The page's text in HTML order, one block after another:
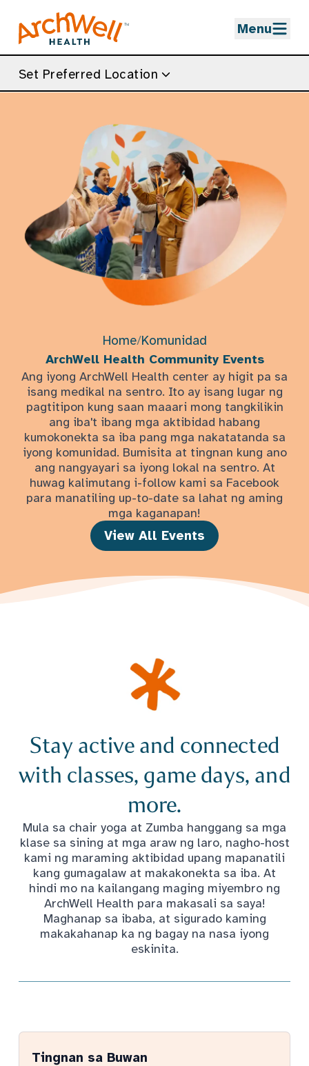
Menu
Set Preferred Location
Home/Komunidad
ArchWell Health Community Events
Ang iyong ArchWell Health center ay higit pa sa
isang medikal na sentro. Ito ay isang lugar ng
pagtitipon kung saan maaari mong tangkilikin
ang iba't ibang mga aktibidad habang
kumokonekta sa iba pang mga nakatatanda sa
iyong komunidad. Bumisita at tingnan kung ano
ang nangyayari sa iyong lokal na sentro. At
huwag kalimutang i-follow kami sa Facebook
para manatiling up-to-date sa lahat ng aming
mga kaganapan!
View All Events
Stay active and connected
with classes, game days, and
more.
Mula sa chair yoga at Zumba hanggang sa mga
klase sa sining at mga araw ng laro, nagho-host
kami ng maraming aktibidad upang mapanatili
kang gumagalaw at makakonekta sa iba. At
hindi mo na kailangang maging miyembro ng
ArchWell Health para makasali sa saya!
Maghanap sa ibaba, at sigurado kaming
makakahanap ka ng bagay na nasa iyong
eskinita.
Tingnan sa Buwan